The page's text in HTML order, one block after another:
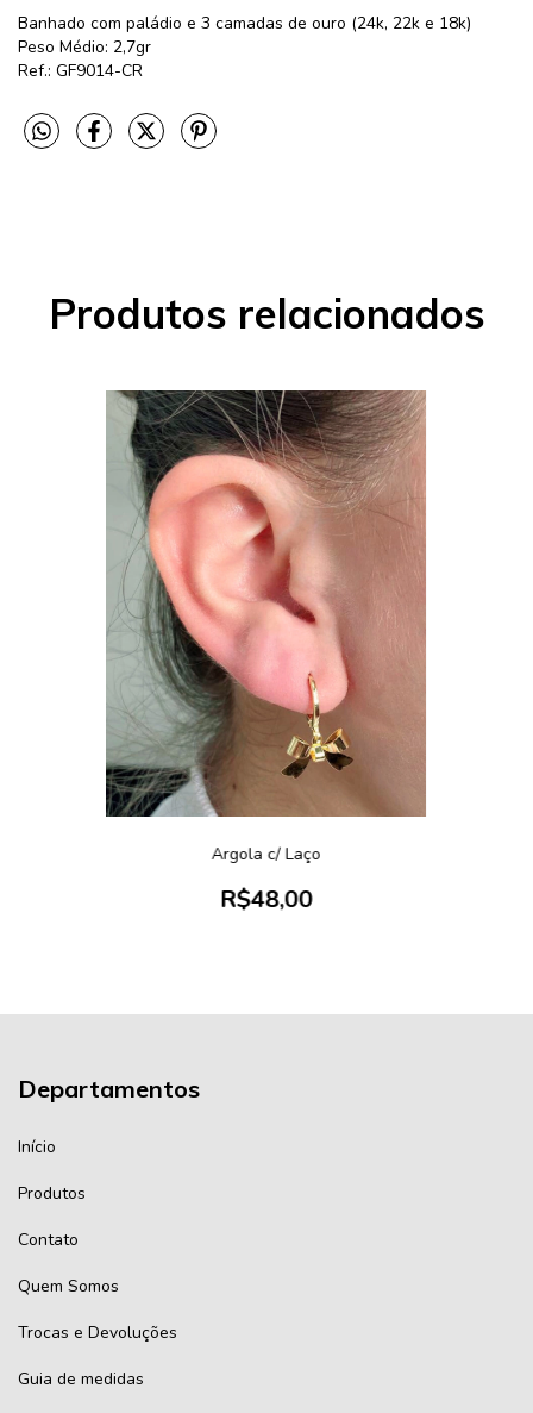
Banhado com paládio e 3 camadas de ouro (24k, 22k e 18k)
Peso Médio: 2,7gr
Ref.: GF9014-CR
Produtos relacionados
Argola c/ Laço
R$48,00
Departamentos
Início
Produtos
Contato
Quem Somos
Trocas e Devoluções
Guia de medidas